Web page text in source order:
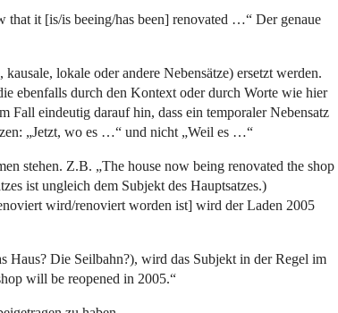
it [is/is beeing/has been] renovated …“ Der genaue
lokale oder andere Nebensätze) ersetzt werden.
ebenfalls durch den Kontext oder durch Worte wie hier
Fall eindeutig darauf hin, dass ein temporaler Nebensatz
„Jetzt, wo es …“ und nicht „Weil es …“
stehen. Z.B. „The house now being renovated the shop
ist ungleich dem Subjekt des Hauptsatzes.)
wird/renoviert worden ist] wird der Laden 2005
Haus? Die Seilbahn?), wird das Subjekt in der Regel im
will be reopened in 2005.“